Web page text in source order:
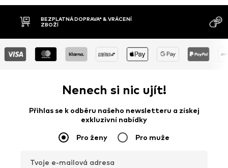
BEZPLATNÁ DOPRAVA* & VRÁCENÍ
ZBOŽÍ
Nenech si nic ujít!
Přihlas se k odběru našeho newsletteru a získej
exkluzivní nabídky
Pro ženy Pro muže
Tvoje e-mailová adresa